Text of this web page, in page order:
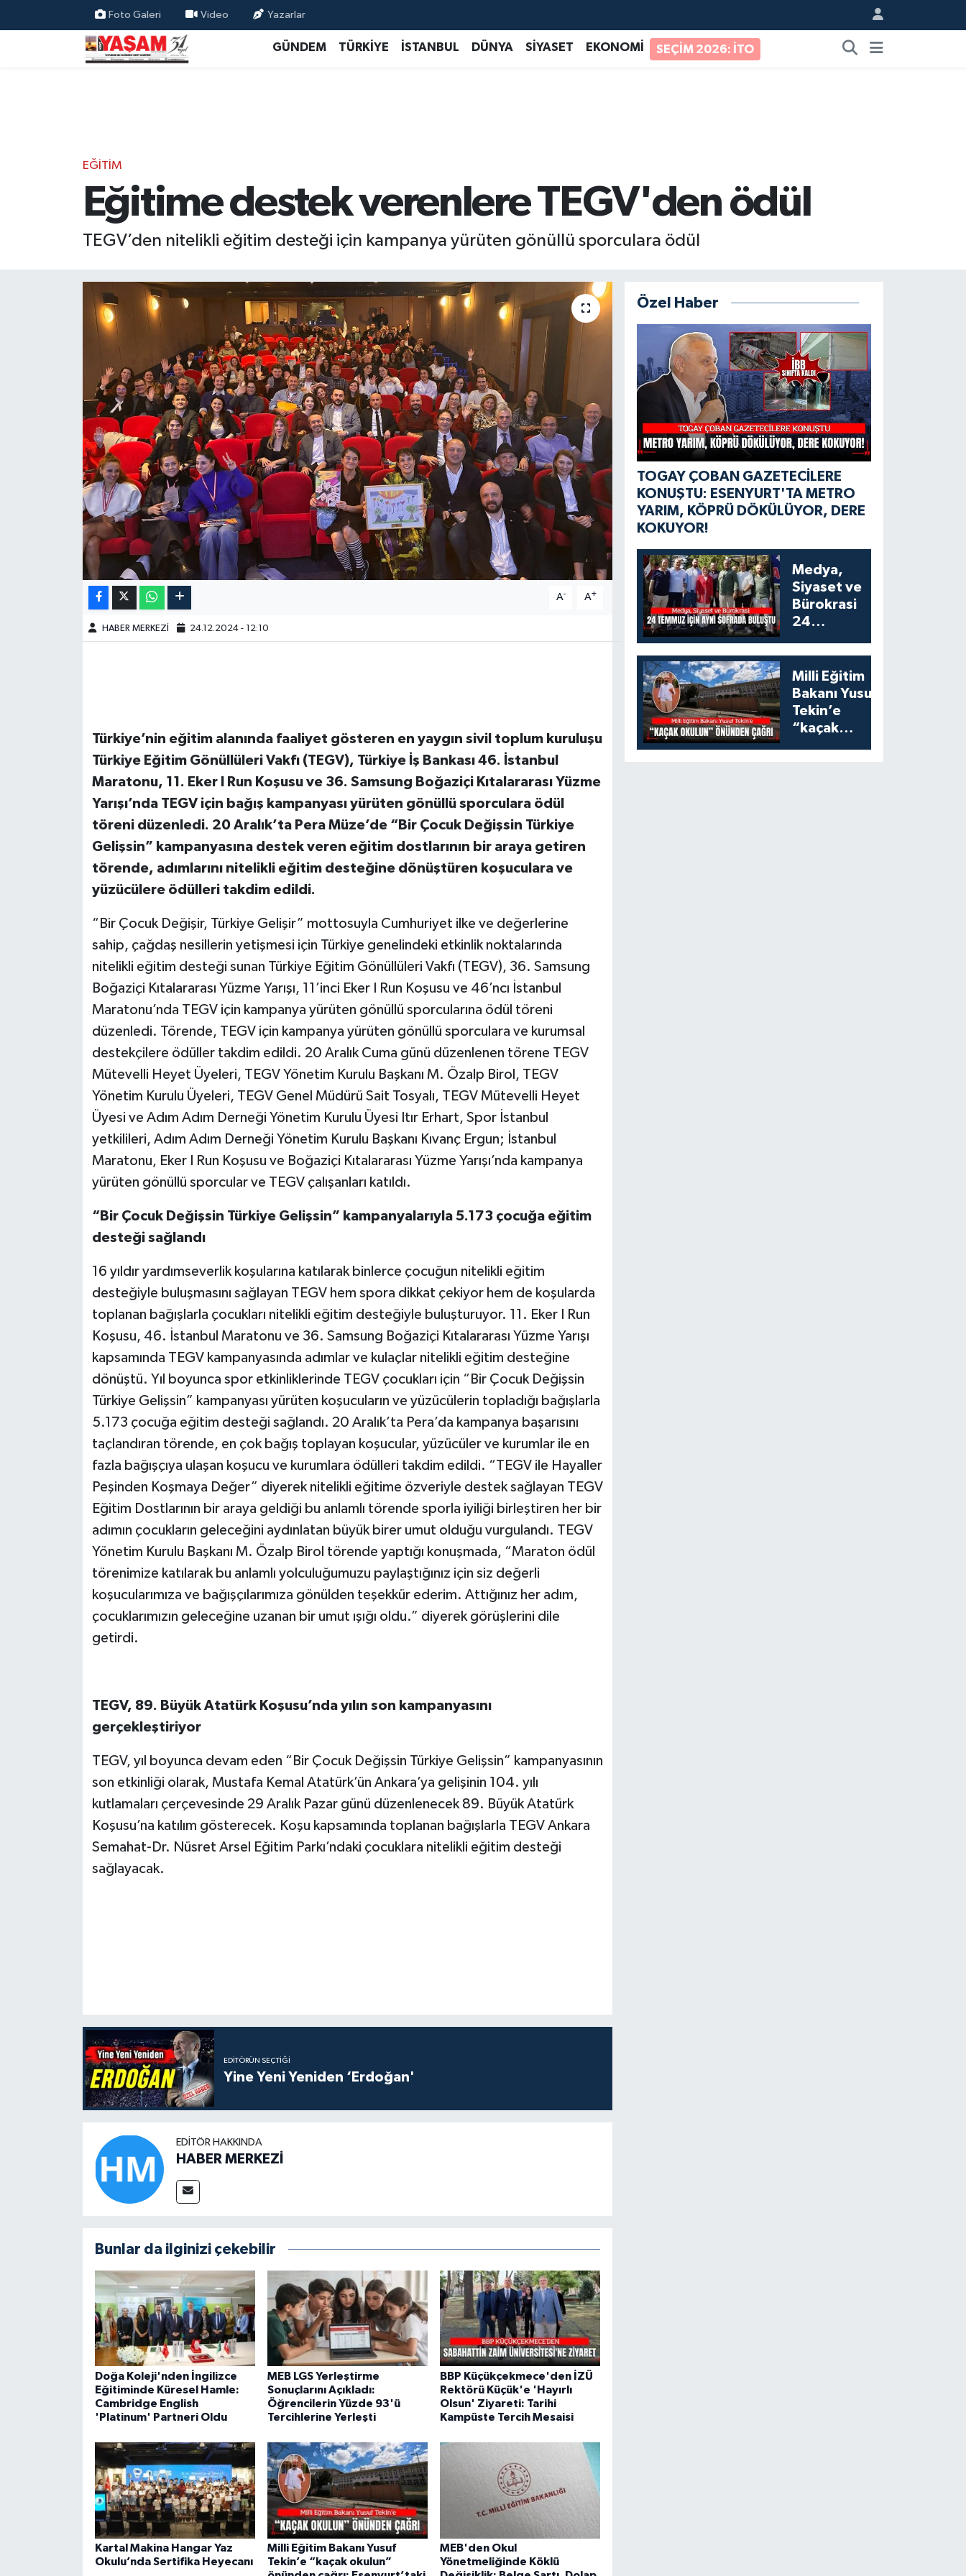
Foto Galeri Video Yazarlar
GÜNDEM TÜRKİYE İSTANBUL DÜNYA SİYASET EKONOMİ SEÇİM 2026: İTO
EĞİTİM
Eğitime destek verenlere TEGV'den ödül
TEGV’den nitelikli eğitim desteği için kampanya yürüten gönüllü sporculara ödül
A- A+
HABER MERKEZİ 24.12.2024 - 12:10
Türkiye’nin eğitim alanında faaliyet gösteren en yaygın sivil toplum kuruluşu
Türkiye Eğitim Gönüllüleri Vakfı (TEGV), Türkiye İş Bankası 46. İstanbul
Maratonu, 11. Eker I Run Koşusu ve 36. Samsung Boğaziçi Kıtalararası Yüzme
Yarışı’nda TEGV için bağış kampanyası yürüten gönüllü sporculara ödül
töreni düzenledi. 20 Aralık’ta Pera Müze’de “Bir Çocuk Değişsin Türkiye
Gelişsin” kampanyasına destek veren eğitim dostlarının bir araya getiren
törende, adımlarını nitelikli eğitim desteğine dönüştüren koşuculara ve
yüzücülere ödülleri takdim edildi.
“Bir Çocuk Değişir, Türkiye Gelişir” mottosuyla Cumhuriyet ilke ve değerlerine
sahip, çağdaş nesillerin yetişmesi için Türkiye genelindeki etkinlik noktalarında
nitelikli eğitim desteği sunan Türkiye Eğitim Gönüllüleri Vakfı (TEGV), 36. Samsung
Boğaziçi Kıtalararası Yüzme Yarışı, 11’inci Eker I Run Koşusu ve 46’ncı İstanbul
Maratonu’nda TEGV için kampanya yürüten gönüllü sporcularına ödül töreni
düzenledi. Törende, TEGV için kampanya yürüten gönüllü sporculara ve kurumsal
destekçilere ödüller takdim edildi. 20 Aralık Cuma günü düzenlenen törene TEGV
Mütevelli Heyet Üyeleri, TEGV Yönetim Kurulu Başkanı M. Özalp Birol, TEGV
Yönetim Kurulu Üyeleri, TEGV Genel Müdürü Sait Tosyalı, TEGV Mütevelli Heyet
Üyesi ve Adım Adım Derneği Yönetim Kurulu Üyesi Itır Erhart, Spor İstanbul
yetkilileri, Adım Adım Derneği Yönetim Kurulu Başkanı Kıvanç Ergun; İstanbul
Maratonu, Eker I Run Koşusu ve Boğaziçi Kıtalararası Yüzme Yarışı’nda kampanya
yürüten gönüllü sporcular ve TEGV çalışanları katıldı.
“Bir Çocuk Değişsin Türkiye Gelişsin” kampanyalarıyla 5.173 çocuğa eğitim
desteği sağlandı
16 yıldır yardımseverlik koşularına katılarak binlerce çocuğun nitelikli eğitim
desteğiyle buluşmasını sağlayan TEGV hem spora dikkat çekiyor hem de koşularda
toplanan bağışlarla çocukları nitelikli eğitim desteğiyle buluşturuyor. 11. Eker I Run
Koşusu, 46. İstanbul Maratonu ve 36. Samsung Boğaziçi Kıtalararası Yüzme Yarışı
kapsamında TEGV kampanyasında adımlar ve kulaçlar nitelikli eğitim desteğine
dönüştü. Yıl boyunca spor etkinliklerinde TEGV çocukları için “Bir Çocuk Değişsin
Türkiye Gelişsin” kampanyası yürüten koşucuların ve yüzücülerin topladığı bağışlarla
5.173 çocuğa eğitim desteği sağlandı. 20 Aralık’ta Pera’da kampanya başarısını
taçlandıran törende, en çok bağış toplayan koşucular, yüzücüler ve kurumlar ile en
fazla bağışçıya ulaşan koşucu ve kurumlara ödülleri takdim edildi. “TEGV ile Hayaller
Peşinden Koşmaya Değer” diyerek nitelikli eğitime özveriyle destek sağlayan TEGV
Eğitim Dostlarının bir araya geldiği bu anlamlı törende sporla iyiliği birleştiren her bir
adımın çocukların geleceğini aydınlatan büyük birer umut olduğu vurgulandı. TEGV
Yönetim Kurulu Başkanı M. Özalp Birol törende yaptığı konuşmada, “Maraton ödül
törenimize katılarak bu anlamlı yolculuğumuzu paylaştığınız için siz değerli
koşucularımıza ve bağışçılarımıza gönülden teşekkür ederim. Attığınız her adım,
çocuklarımızın geleceğine uzanan bir umut ışığı oldu.” diyerek görüşlerini dile
getirdi.
TEGV, 89. Büyük Atatürk Koşusu’nda yılın son kampanyasını
gerçekleştiriyor
TEGV, yıl boyunca devam eden “Bir Çocuk Değişsin Türkiye Gelişsin” kampanyasının
son etkinliği olarak, Mustafa Kemal Atatürk’ün Ankara’ya gelişinin 104. yılı
kutlamaları çerçevesinde 29 Aralık Pazar günü düzenlenecek 89. Büyük Atatürk
Koşusu’na katılım gösterecek. Koşu kapsamında toplanan bağışlarla TEGV Ankara
Semahat-Dr. Nüsret Arsel Eğitim Parkı’ndaki çocuklara nitelikli eğitim desteği
sağlayacak.
EDITÖRÜN SEÇTIĞI
Yine Yeni Yeniden ‘Erdoğan'
EDITÖR HAKKINDA
HABER MERKEZİ
Bunlar da ilginizi çekebilir
Doğa Koleji'nden İngilizce
Eğitiminde Küresel Hamle:
Cambridge English
'Platinum' Partneri Oldu
MEB LGS Yerleştirme
Sonuçlarını Açıkladı:
Öğrencilerin Yüzde 93'ü
Tercihlerine Yerleşti
BBP Küçükçekmece'den İZÜ
Rektörü Küçük'e 'Hayırlı
Olsun' Ziyareti: Tarihi
Kampüste Tercih Mesaisi
Kartal Makina Hangar Yaz
Okulu’nda Sertifika Heyecanı
Milli Eğitim Bakanı Yusuf
Tekin’e “kaçak okulun”
MEB'den Okul
Yönetmeliğinde Köklü
Özel Haber
TOGAY ÇOBAN GAZETECİLERE
KONUŞTU: ESENYURT'TA METRO
YARIM, KÖPRÜ DÖKÜLÜYOR, DERE
KOKUYOR!
Medya,
Siyaset ve
Bürokrasi
24
İçin Aynı
Sofrada
Buluştu
Milli Eğitim
Bakanı Yusuf
Tekin’e
“kaçak